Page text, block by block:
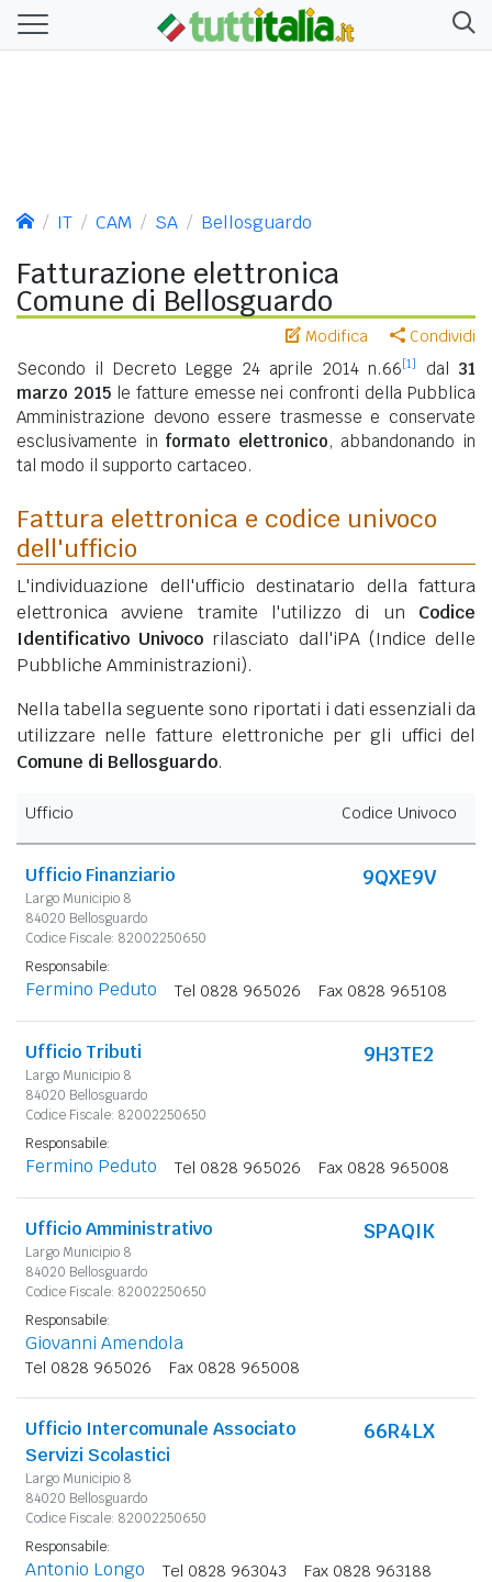
IT CAM SA Bellosguardo
Fatturazione elettronica
Comune di Bellosguardo
Modifica Condividi
Secondo il Decreto Legge 24 aprile 2014 n.66[1] dal 31
marzo 2015le fatture emesse nei confronti della Pubblica
Amministrazione devono essere trasmesse e conservate
esclusivamente in formato elettronico, abbandonando in
tal modo il supporto cartaceo.
Fattura elettronica e codice univoco
dell'ufficio
L'individuazione dell'ufficio destinatario della fattura
elettronica avviene tramite l'utilizzo di un Codice
Identificativo Univoco rilasciato dall'iPA (Indice delle
Pubbliche Amministrazioni).
Nella tabella seguente sono riportati i dati essenziali da
utilizzare nelle fatture elettroniche per gli uffici del
Comune di Bellosguardo.
Ufficio Codice Univoco
Ufficio Finanziario
Largo Municipio 8
84020 Bellosguardo
Codice Fiscale: 82002250650
9QXE9V
Responsabile:
Fermino Peduto Tel 0828 965026 Fax 0828 965108
Ufficio Tributi
Largo Municipio 8
84020 Bellosguardo
Codice Fiscale: 82002250650
9H3TE2
Responsabile:
Fermino Peduto Tel 0828 965026 Fax 0828 965008
Ufficio Amministrativo
Largo Municipio 8
84020 Bellosguardo
Codice Fiscale: 82002250650
SPAQIK
Responsabile:
Giovanni Amendola
Tel 0828 965026 Fax 0828 965008
Ufficio Intercomunale Associato
Servizi Scolastici
Largo Municipio 8
84020 Bellosguardo
Codice Fiscale: 82002250650
66R4LX
Responsabile:
Antonio Longo Tel 0828 963043 Fax 0828 963188